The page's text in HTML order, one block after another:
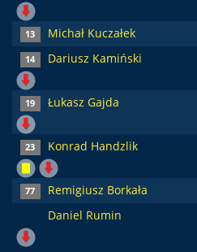
13 Michał Kuczałek
14 Dariusz Kamiński
19 Łukasz Gajda
23 Konrad Handzlik
77
Remigiusz Borkała
Daniel Rumin